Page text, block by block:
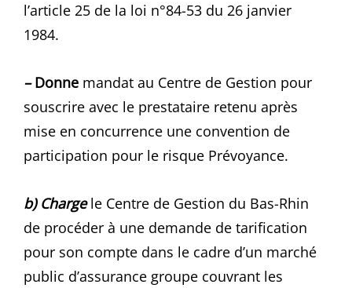
l’article 25 de la loi n°84-53 du 26 janvier
1984.
–Donne mandat au Centre de Gestion pour
souscrire avec le prestataire retenu après
mise en concurrence une convention de
participation pour le risque Prévoyance.
b) Chargele Centre de Gestion du Bas-Rhin
de procéder à une demande de tarification
pour son compte dans le cadre d’un marché
public d’assurance groupe couvrant les